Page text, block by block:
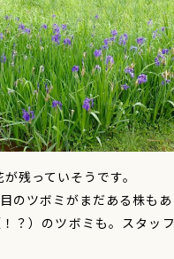
残っていそうです。
のツボミがまだある株もあ
？）のツボミも。スタッ